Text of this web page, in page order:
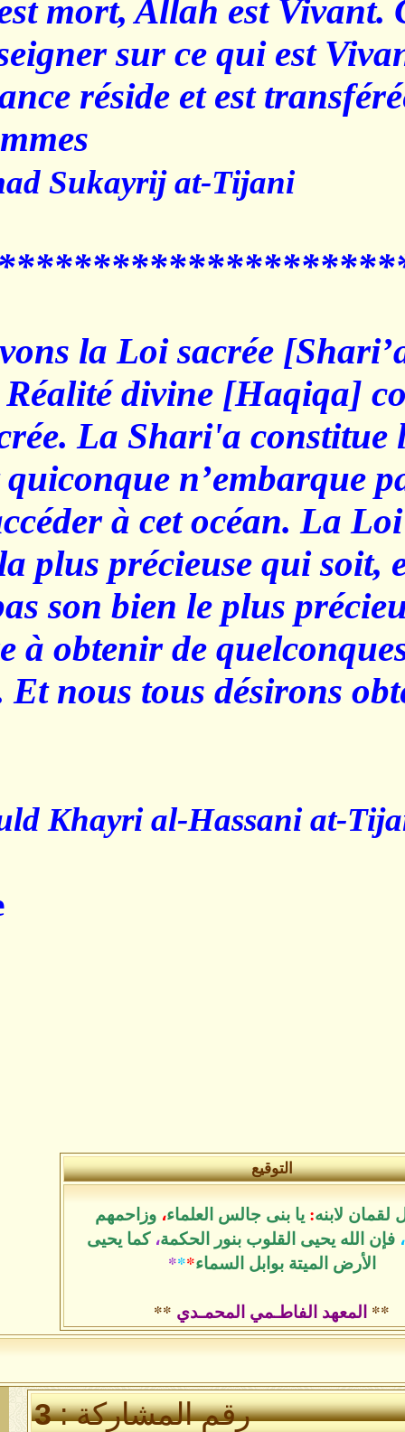
Un livre est mort, Allah
peut t'enseigner sur ce
connaissance réside et
des Hommes."
Qadi Ahmad Sukayrij at-
Nous suivons la Loi
fin. Et la Réalité divine
la Loi sacrée. La Shari'a
océan, et quiconque
ne peut accéder à cet
la chose la plus
protège pas son bien le
s’attendre à obtenir de
bienfaits. Et nous tous
Shaykh ould Khayri al-
العلماء ،وزاحمهم
بنور الحكمة، كما يحيى
السماء*
*
*
المحمـدي**
رقم المشاركة :3